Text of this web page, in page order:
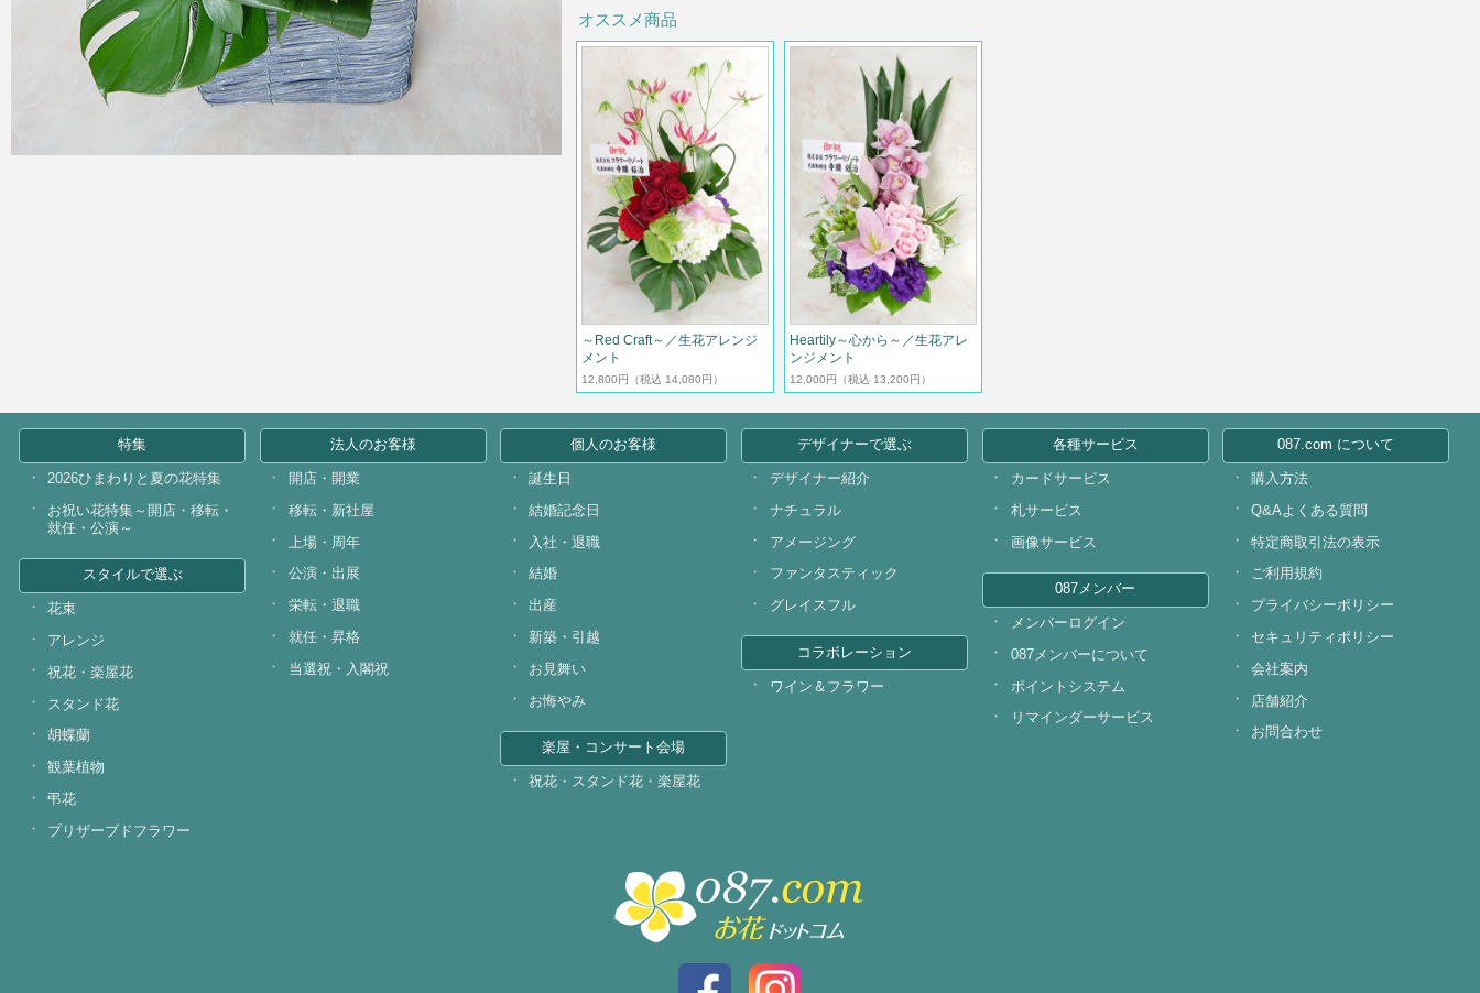
オススメ商品
～Red Craft～／生花アレンジ
メント
12,800円 （税込 14,080円）
Heartily～心から～／生花アレ
ンジメント
12,000円 （税込 13,200円）
特集
2026ひまわりと夏の花特集
お祝い花特集～開店・移転・
就任・公演～
スタイルで選ぶ
花束
アレンジ
祝花・楽屋花
スタンド花
胡蝶蘭
観葉植物
弔花
プリザーブドフラワー
法人のお客様
開店・開業
移転・新社屋
上場・周年
公演・出展
栄転・退職
就任・昇格
当選祝・入閣祝
個人のお客様
誕生日
結婚記念日
入社・退職
結婚
出産
新築・引越
お見舞い
お悔やみ
楽屋・コンサート会場
祝花・スタンド花・楽屋花
デザイナーで選ぶ
デザイナー紹介
ナチュラル
アメージング
ファンタスティック
グレイスフル
コラボレーション
ワイン＆フラワー
各種サービス
カードサービス
札サービス
画像サービス
087メンバー
メンバーログイン
087メンバーについて
ポイントシステム
リマインダーサービス
087.com について
購入方法
Q&Aよくある質問
特定商取引法の表示
ご利用規約
プライバシーポリシー
セキュリティポリシー
会社案内
店舗紹介
お問合わせ